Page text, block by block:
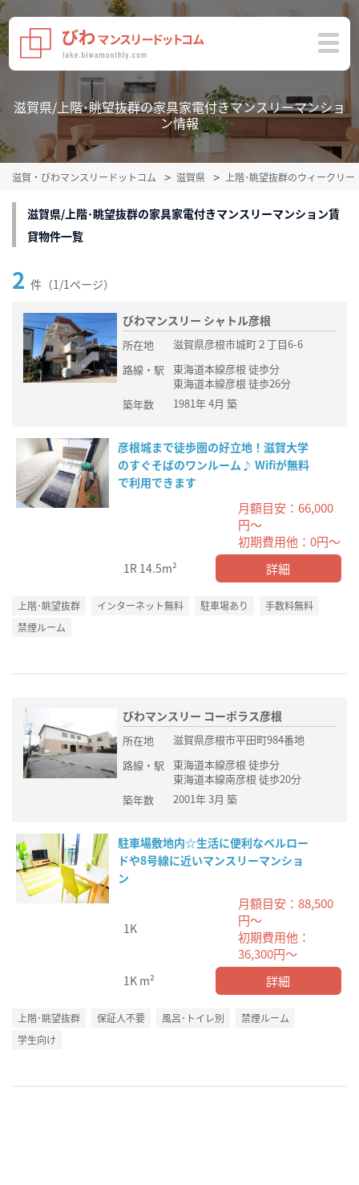
滋賀県/上階･眺望抜群の家具家電付きマンスリーマンショ
ン情報
滋賀・びわマンスリードットコム 滋賀県 上階･眺望抜群のウィークリ
滋賀県/上階･眺望抜群の家具家電付きマンスリーマンション賃
貸物件一覧
2 件（1/1ページ）
びわマンスリー シャトル彦根
所在地
滋賀県彦根市城町２丁目6-6
路線・駅
東海道本線彦根 徒歩分
東海道本線彦根 徒歩26分
築年数
1981年 4月 築
彦根城まで徒歩圏の好立地！滋賀大学
のすぐそばのワンルーム♪ Wifiが無料
で利用できます
月額目安：66,000
円～
初期費用他：0円～
1R 14.5m² 詳細
上階･眺望抜群 インターネット無料 駐車場あり
手数料無料
禁煙ルーム
びわマンスリー コーポラス彦根
所在地
滋賀県彦根市平田町984番地
路線・駅
東海道本線彦根 徒歩分
東海道本線南彦根 徒歩20分
築年数
2001年 3月 築
駐車場敷地内☆生活に便利なベルロー
ドや8号線に近いマンスリーマンショ
ン
1K
月額目安：88,500
円～
初期費用他：
36,300円～
1K m² 詳細
上階･眺望抜群 保証人不要 風呂･トイレ別
禁煙ルーム
学生向け